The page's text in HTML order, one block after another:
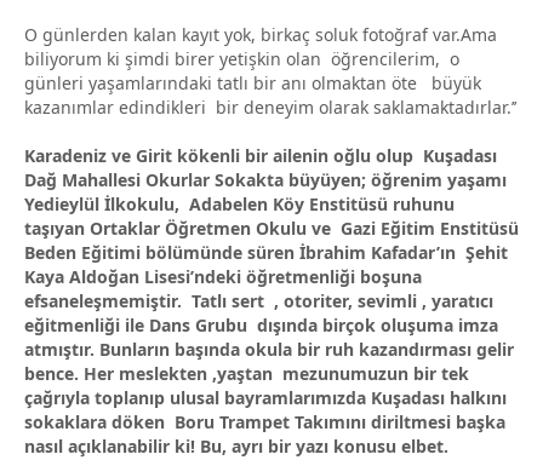
O günlerden kalan kayıt yok, birkaç soluk fotoğraf var.Ama
biliyorum ki şimdi birer yetişkin olan öğrencilerim, o
günleri yaşamlarındaki tatlı bir anı olmaktan öte büyük
kazanımlar edindikleri bir deneyim olarak saklamaktadırlar.’’
Karadeniz ve Girit kökenli bir ailenin oğlu olup Kuşadası
Dağ Mahallesi Okurlar Sokakta büyüyen; öğrenim yaşamı
Yedieylül İlkokulu, Adabelen Köy Enstitüsü ruhunu
taşıyan Ortaklar Öğretmen Okulu ve Gazi Eğitim Enstitüsü
Beden Eğitimi bölümünde süren İbrahim Kafadar’ın Şehit
Kaya Aldoğan Lisesi’ndeki öğretmenliği boşuna
efsaneleşmemiştir. Tatlı sert , otoriter, sevimli , yaratıcı
eğitmenliği ile Dans Grubu dışında birçok oluşuma imza
atmıştır. Bunların başında okula bir ruh kazandırması gelir
bence. Her meslekten ,yaştan mezunumuzun bir tek
çağrıyla toplanıp ulusal bayramlarımızda Kuşadası halkını
sokaklara döken Boru Trampet Takımını diriltmesi başka
nasıl açıklanabilir ki! Bu, ayrı bir yazı konusu elbet.